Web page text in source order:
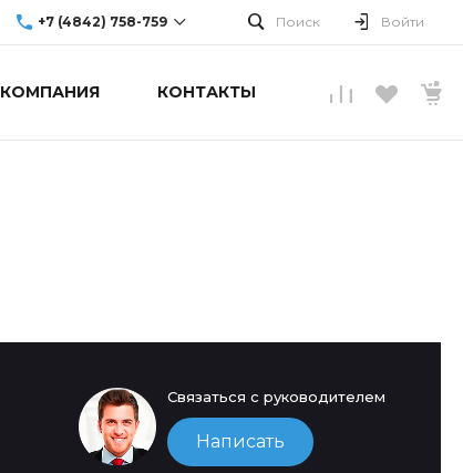
+7 (4842) 758-759
г. Обнинск, ул.
Поиск Войти
КОМПАНИЯ КОНТАКТЫ
Связаться с руководителем
Написать